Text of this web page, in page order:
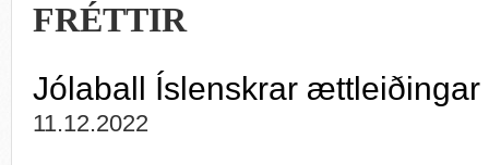
FRÉTTIR
Jólaball Íslenskrar ættleiðingar
11.12.2022